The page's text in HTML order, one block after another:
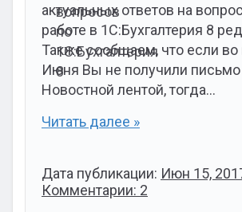
актуальных ответов на
работе в 1С:Бухгалтерия 8
Также сообщаем, что если во
Июня Вы не получили письмо
Новостной лентой, тогда…
Читать далее »
Дата публикации: Июн 15,
Комментарии: 2